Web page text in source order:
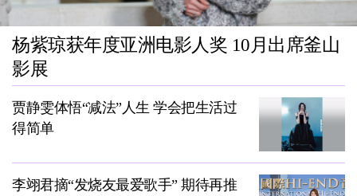
杨紫琼获年度亚洲电影人奖 10月出席釜山
影展
贾静雯体悟“减法”人生 学会把生活过
得简单
李翊君摘“发烧友最爱歌手” 期待再推